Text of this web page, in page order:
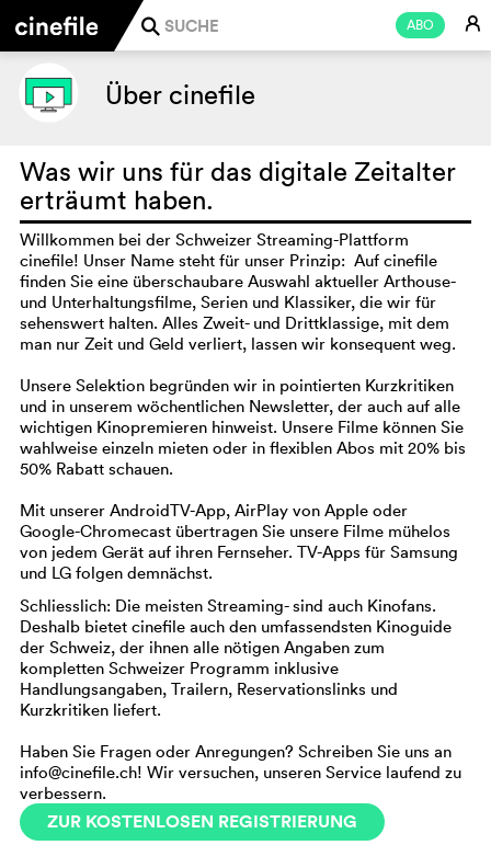
ABO E
j
Über cinefile
Was wir uns für das digitale Zeitalter
erträumt haben.
Willkommen bei der Schweizer Streaming-Plattform
cinefile! Unser Name steht für unser Prinzip: Auf cinefile
finden Sie eine überschaubare Auswahl aktueller Arthouse-
und Unterhaltungsfilme, Serien und Klassiker, die wir für
sehenswert halten. Alles Zweit- und Drittklassige, mit dem
man nur Zeit und Geld verliert, lassen wir konsequent weg.
Unsere Selektion begründen wir in pointierten Kurzkritiken
und in unserem wöchentlichen Newsletter, der auch auf alle
wichtigen Kinopremieren hinweist. Unsere Filme können Sie
wahlweise einzeln mieten oder in flexiblen Abos mit 20% bis
50% Rabatt schauen.
Mit unserer AndroidTV-App, AirPlay von Apple oder
Google-Chromecast übertragen Sie unsere Filme mühelos
von jedem Gerät auf ihren Fernseher. TV-Apps für Samsung
und LG folgen demnächst.
Schliesslich: Die meisten Streaming- sind auch Kinofans.
Deshalb bietet cinefile auch den umfassendsten Kinoguide
der Schweiz, der ihnen alle nötigen Angaben zum
kompletten Schweizer Programm inklusive
Handlungsangaben, Trailern, Reservationslinks und
Kurzkritiken liefert.
Haben Sie Fragen oder Anregungen? Schreiben Sie uns an
info@cinefile.ch! Wir versuchen, unseren Service laufend zu
verbessern.
ZUR KOSTENLOSEN REGISTRIERUNG